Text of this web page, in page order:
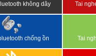
không dây Tai
chống ồn Tai